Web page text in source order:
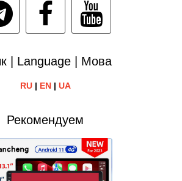
| Language | Мова
RU| EN| UA
Рекомендуем